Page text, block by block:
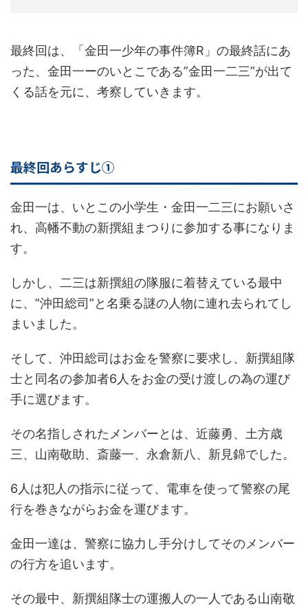
最終回は、「金田一少年の事件簿R」の最終話にあ
った、金田一ーのいとこである”金田一二三”が出て
くる話を元に、考察していきます。
最終回あらすじ①
金田一は、いとこの小学生・金田一二三にお願いさ
れ、高幡不動の新撰組まつりに参加する事になりま
す。
しかし、二三は新撰組の隊服に着替えている最中
に、”沖田総司”と名乗る謎の人物に連れ去られてし
まいました。
そして、沖田総司はお金を警察に要求し、新撰組隊
士と同名の参加者6人をお金の受け渡しの為の運び
手に選びます。
その名指しされたメンバーとは、近藤勇、土方歳
三、山南敬助、斎藤一、永倉新八、新見錦でした。
6人は犯人の指示に従って、電車を使って警察の尾
行を巻きながらお金を運びます。
金田一達は、警察に協力し手分けしてそのメンバー
の行方を追います。
その最中、新撰組隊士の運搬人の一人である山南敬